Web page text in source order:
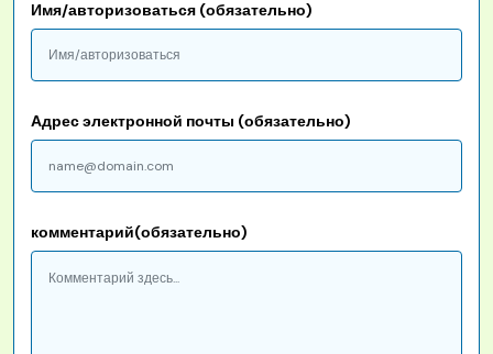
комментарий(обязательно)
Имя/авторизоваться (обязательно)
Адрес электронной почты (обязательно)